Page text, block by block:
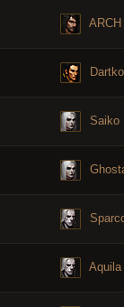
ARCH
Saiko
Aquila